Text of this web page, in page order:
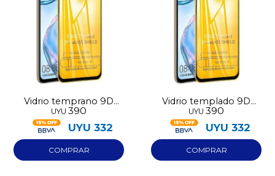
Vidrio temprano 9D
Redmi 15 5G
UYU 390
UYU 332
Vidrio templado 9D
Iphone 15 Pro Max
UYU 390
UYU 332